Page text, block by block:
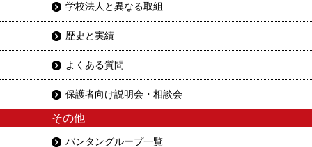
学校法人と異なる取組
歴史と実績
よくある質問
保護者向け説明会・相談会
その他
バンタングループ一覧